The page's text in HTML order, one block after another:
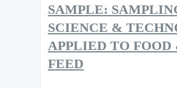
SAMPLE:
SCIENCE &
APPLIED TO FOOD
FEED